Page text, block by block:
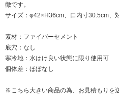
徴です。
サイズ：φ42×H36cm、口内寸30.5cm、
素材：ファイバーセメント
底穴：なし
寒冷地：水はけ良い状態に限り使用可
個体差：ほぼなし
※こちら大きい商品の為、お見積もりを